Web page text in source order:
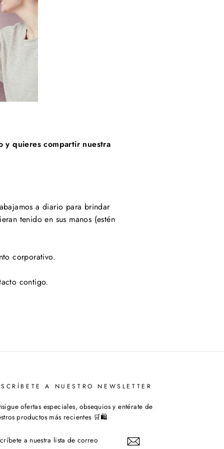
y quieres compartir nuestra
a diario para brindar
tenido en sus manos (estén
corporativo.
contigo.
A NUESTRO NEWSLETTER
ofertas especiales, obsequios y entérate de
productos más recientes 🛒🛍️